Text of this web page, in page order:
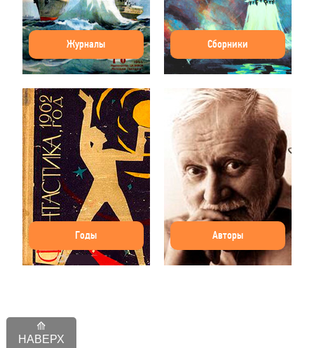
НАВЕРХ
Журналы Сборники
Годы Авторы